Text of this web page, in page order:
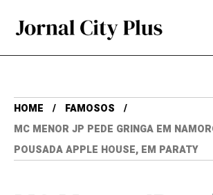
HOME
FAMOSOS
MC MENOR JP PEDE GRINGA EM
POUSADA APPLE HOUSE, EM PARATY